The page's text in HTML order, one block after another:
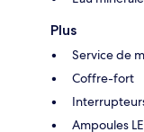
Plus
Service de
Coffre-fort
Ampoules